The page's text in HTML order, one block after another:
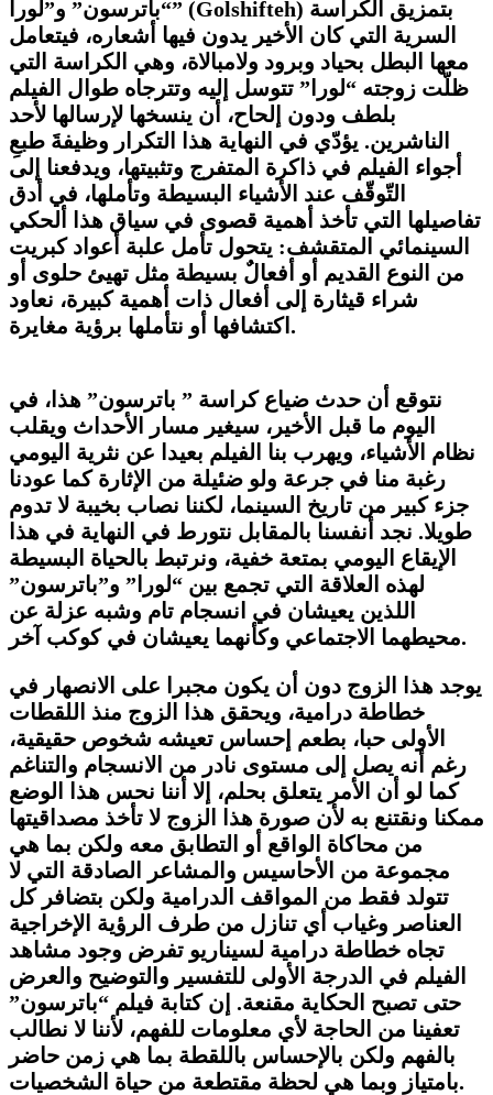
“باترسون” و”لورا” (Golshifteh) بتمزيق الكراسة
السرية التي كان الأخير يدون فيها أشعاره، فيتعامل
معها البطل بحياد وبرود ولامبالاة، وهي الكراسة التي
ظلّت زوجته “لورا” تتوسل إليه وتترجاه طوال الفيلم
بلطف ودون إلحاح، أن ينسخها لإرسالها لأحد
الناشرين. يؤدّي في النهاية هذا التكرار وظيفةَ طبعِ
أجواء الفيلم في ذاكرة المتفرج وتثبيتها، ويدفعنا إلى
التّوقّف عند الأشياء البسيطة وتأملها، في أدق
تفاصيلها التي تأخذ أهمية قصوى في سياق هذا ألحكي
السينمائي المتقشف: يتحول تأمل علبة أعواد كبريت
من النوع القديم أو أفعالٌ بسيطة مثل تهيئ حلوى أو
شراء قيثارة إلى أفعال ذات أهمية كبيرة، نعاود
اكتشافها أو نتأملها برؤية مغايرة.
نتوقع أن حدث ضياع كراسة ” باترسون” هذا، في
اليوم ما قبل الأخير، سيغير مسار الأحداث ويقلب
نظام الأشياء، ويهرب بنا الفيلم بعيدا عن نثرية اليومي
رغبة منا في جرعة ولو ضئيلة من الإثارة كما عودنا
جزء كبير من تاريخ السينما، لكننا نصاب بخيبة لا تدوم
طويلا. نجد أنفسنا بالمقابل نتورط في النهاية في هذا
الإيقاع اليومي بمتعة خفية، ونرتبط بالحياة البسيطة
لهذه العلاقة التي تجمع بين “لورا” و”باترسون”
اللذين يعيشان في انسجام تام وشبه عزلة عن
محيطهما الاجتماعي وكأنهما يعيشان في كوكب آخر.
يوجد هذا الزوج دون أن يكون مجبرا على الانصهار في
خطاطة درامية، ويحقق هذا الزوج منذ اللقطات
الأولى حبا، بطعم إحساس تعيشه شخوص حقيقية،
رغم أنه يصل إلى مستوى نادر من الانسجام والتناغم
كما لو أن الأمر يتعلق بحلم، إلا أننا نحس هذا الوضع
ممكنا ونقتنع به لأن صورة هذا الزوج لا تأخذ مصداقيتها
من محاكاة الواقع أو التطابق معه ولكن بما هي
مجموعة من الأحاسيس والمشاعر الصادقة التي لا
تتولد فقط من المواقف الدرامية ولكن بتضافر كل
العناصر وغياب أي تنازل من طرف الرؤية الإخراجية
تجاه خطاطة درامية لسيناريو تفرض وجود مشاهد
الفيلم في الدرجة الأولى للتفسير والتوضيح والعرض
حتى تصبح الحكاية مقنعة. إن كتابة فيلم “باترسون”
تعفينا من الحاجة لأي معلومات للفهم، لأننا لا نطالب
بالفهم ولكن بالإحساس باللقطة بما هي زمن حاضر
بامتياز وبما هي لحظة مقتطعة من حياة الشخصيات.